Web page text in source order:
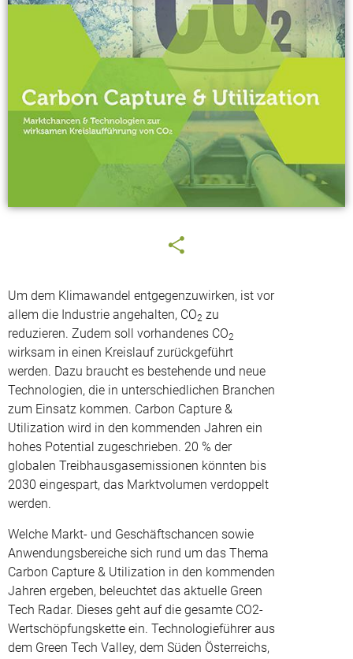
Um dem Klimawandel entgegenzuwirken, ist vor
allem die Industrie angehalten, CO2 zu
reduzieren. Zudem soll vorhandenes CO2
wirksam in einen Kreislauf zurückgeführt
werden. Dazu braucht es bestehende und neue
Technologien, die in unterschiedlichen Branchen
zum Einsatz kommen. Carbon Capture &
Utilization wird in den kommenden Jahren ein
hohes Potential zugeschrieben. 20 % der
globalen Treibhausgasemissionen könnten bis
2030 eingespart, das Marktvolumen verdoppelt
werden.
Welche Markt- und Geschäftschancen sowie
Anwendungsbereiche sich rund um das Thema
Carbon Capture & Utilization in den kommenden
Jahren ergeben, beleuchtet das aktuelle Green
Tech Radar. Dieses geht auf die gesamte CO2-
Wertschöpfungskette ein. Technologieführer aus
dem Green Tech Valley, dem Süden Österreichs,